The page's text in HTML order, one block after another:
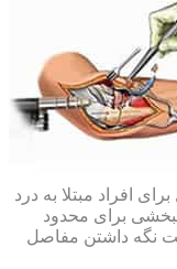
افراد مبتلا به درد
برای محدود
نگه داشتن مفاصل